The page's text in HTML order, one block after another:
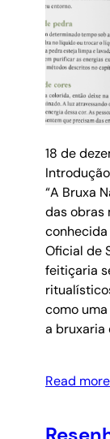
18 de
“A Bruxa
das obras
Oficial de
feitiçaria
como
a bruxaria
Read more